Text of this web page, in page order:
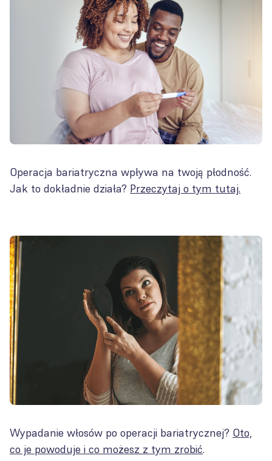
Operacja bariatryczna wpływa na twoją płodność.
Jak to dokładnie działa? Przeczytaj o tym tutaj.
Wypadanie włosów po operacji bariatrycznej? Oto,
co je powoduje i co możesz z tym zrobić.